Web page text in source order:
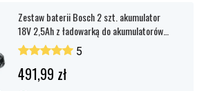
Zestaw baterii Bosch 2 szt. akumulator
18V 2,5Ah z ładowarką do akumulatorów
AL 18V-44
5
491,99 zł